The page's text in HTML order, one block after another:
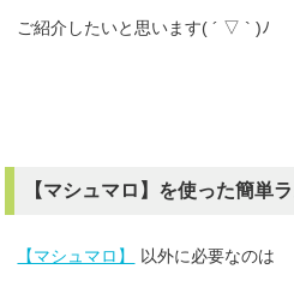
ご紹介したいと思います( ´ ▽ ` )ﾉ
【マシュマロ】を使った簡単
【マシュマロ】 以外に必要なのは